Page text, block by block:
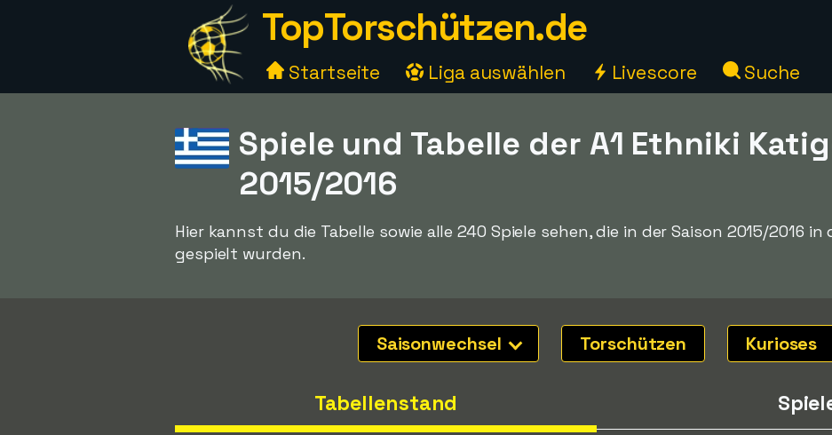
TopTorschützen.de
Startseite Liga auswählen Livescore Suche
Spiele und Tabelle der A1 Ethniki
2015/2016
Hier kannst du die Tabelle sowie alle 240 Spiele sehen, die in der Saison 2015/2016 in
gespielt wurden.
Saisonwechsel Torschützen Kurioses
Tabellenstand